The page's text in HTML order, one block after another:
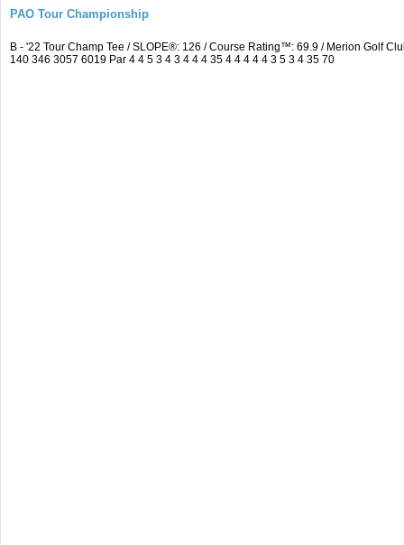
PAO Tour Championship
B - '22 Tour Champ Tee / SLOPE®: 126 / Course Rating™: 69.9 / Merion Golf
140 346 3057 6019 Par 4 4 5 3 4 3 4 4 4 35 4 4 4 4 4 3 5 3 4 35 70